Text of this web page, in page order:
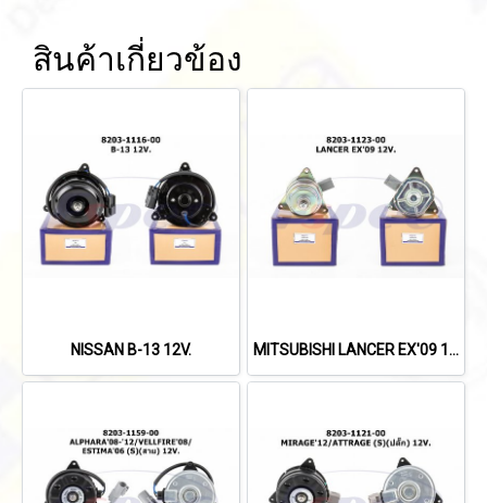
สินค้าเกี่ยวข้อง
NISSAN B-13 12V. MITSUBISHI LANCER EX'09 12V.